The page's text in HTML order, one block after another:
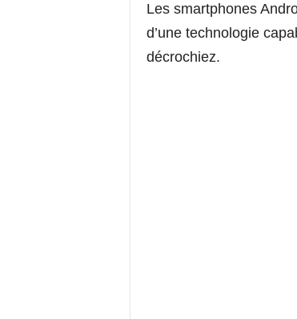
Les smartphones
d’une technologie
décrochiez.